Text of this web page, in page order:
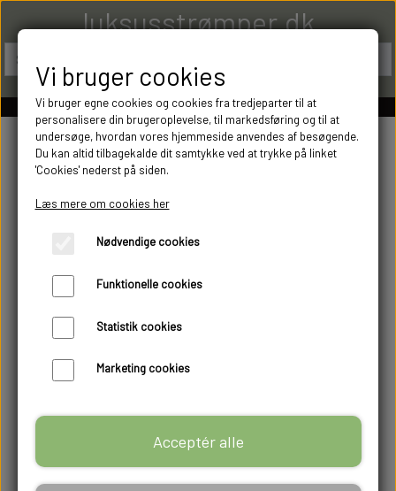
luksusstrømper.dk
Vi bruger cookies
Vi bruger egne cookies og cookies fra tredjeparter til at
personalisere din brugeroplevelse, til markedsføring og til at
undersøge, hvordan vores hjemmeside anvendes af besøgende.
Du kan altid tilbagekalde dit samtykke ved at trykke på linket
'Cookies' nederst på siden.
Læs mere om cookies her
Nødvendige cookies
Funktionelle cookies
Statistik cookies
Marketing cookies
Acceptér alle